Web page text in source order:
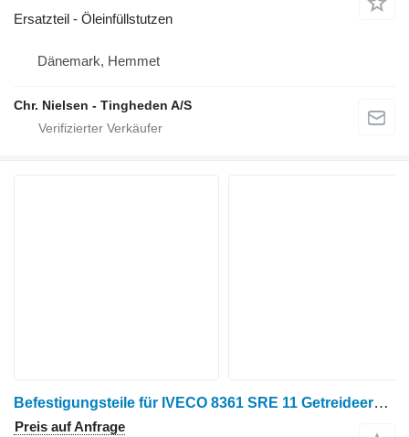
Ersatzteil - Öleinfüllstutzen
Dänemark, Hemmet
Chr. Nielsen - Tingheden A/S
Befestigungsteile für IVECO 8361 SRE 11 Getreideernter
Preis auf Anfrage